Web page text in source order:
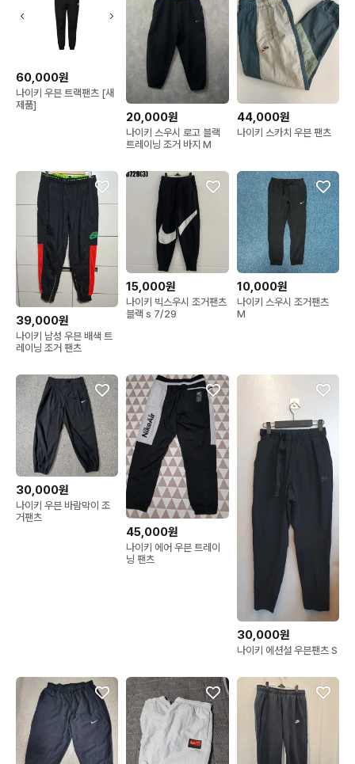
60,000원
나이키 우븐 트랙팬츠 [새
제품]
20,000원
나이키 스우시 로고 블랙
트레이닝 조거 바지 M
44,000원
나이키 스카치 우븐 팬츠
39,000원
나이키 남성 우븐 배색 트
레이닝 조거 팬츠
15,000원
나이키 빅스우시 조거팬츠
블랙 s 7/29
10,000원
나이키 스우시 조거팬츠
M
30,000원
나이키 우븐 바람막이 조
거팬츠
45,000원
나이키 에어 우븐 트레이
닝 팬츠
30,000원
나이키 에션설 우븐팬츠 S